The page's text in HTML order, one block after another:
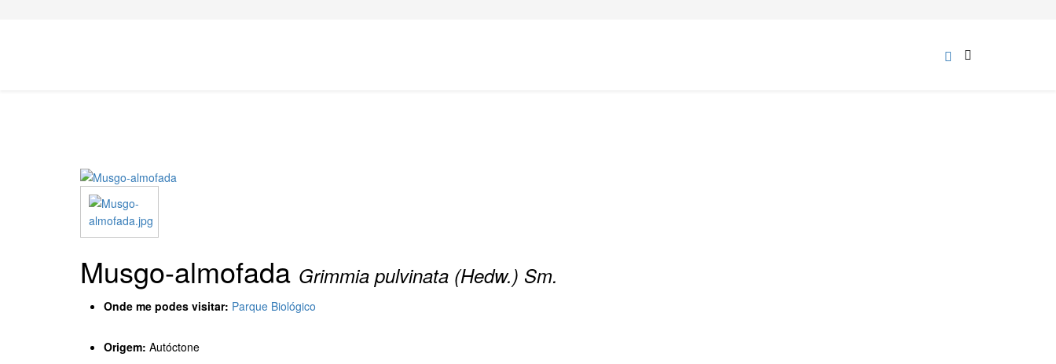
Musgo-almofada Grimmia pulvinata (Hedw.) Sm.
Onde me podes visitar: Parque Biológico
Origem: Autóctone